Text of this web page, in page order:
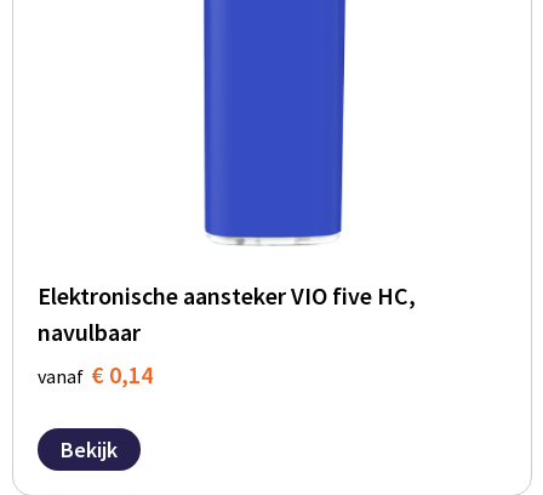
Elektronische aansteker VIO five HC,
navulbaar
vanaf € 0,14
Bekijk